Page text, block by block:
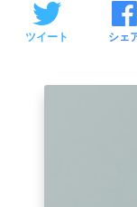
ツイート シェ